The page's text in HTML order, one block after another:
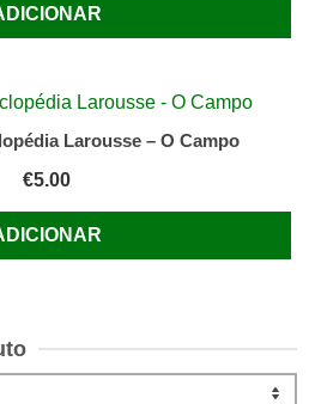
Larousse – O Campo
€5.00